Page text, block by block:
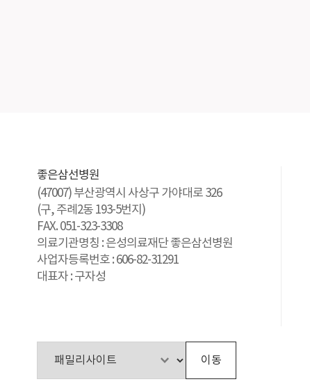
좋은삼선병원
(47007) 부산광역시 사상구 가야대로 326
(구, 주례2동 193-5번지)
FAX. 051-323-3308
의료기관명칭 : 은성의료재단 좋은삼선병원
사업자등록번호 : 606-82-31291
대표자 : 구자성
이동